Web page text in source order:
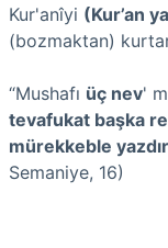
Kur'anîyi (Kur’an
(bozmaktan)
“Mushafı üç nev'
tevafukat başka
mürekkeble
Semaniye, 16)